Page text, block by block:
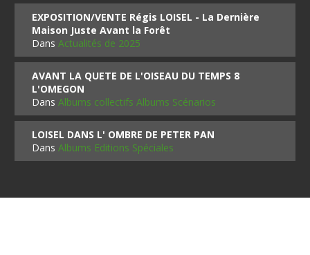
EXPOSITION/VENTE Régis LOISEL - La Dernière
Maison Juste Avant la Forêt
DansActualités de 2025
AVANT LA QUETE DE L'OISEAU DU TEMPS 8
L'OMEGON
DansAlbums collectifs Albums Scénarios
LOISEL DANS L' OMBRE DE PETER PAN
DansAlbums Editions Spéciales